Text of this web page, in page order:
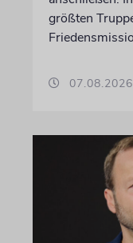
größten
07.08.2026